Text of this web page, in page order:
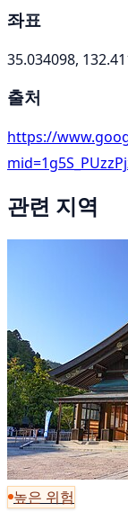
좌표
35.034098,
출처
https://
관련 지역
높은 위험